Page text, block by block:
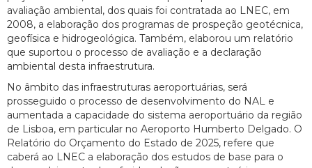
avaliação ambiental, dos quais foi contratada ao LNEC, em
2008, a elaboração dos programas de prospeção geotécnica,
geofísica e hidrogeológica. Também, elaborou um relatório
que suportou o processo de avaliação e a declaração
ambiental desta infraestrutura.
No âmbito das infraestruturas aeroportuárias, será
prosseguido o processo de desenvolvimento do NAL e
aumentada a capacidade do sistema aeroportuário da região
de Lisboa, em particular no Aeroporto Humberto Delgado. O
Relatório do Orçamento do Estado de 2025, refere que
caberá ao LNEC a elaboração dos estudos de base para o